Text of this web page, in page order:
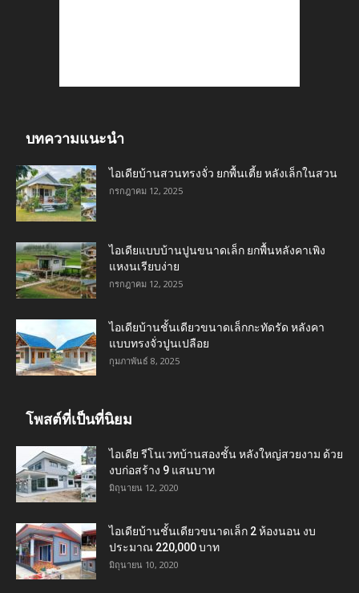
บทความแนะนำ
ไอเดียบ้านสวนทรงจั่ว ยกพื้นเตี้ย หลังเล็กในสวน
กรกฎาคม 12, 2025
ไอเดียแบบบ้านปูนขนาดเล็ก ยกพื้นหลังคาเพิง
แหงนเรียบง่าย
กรกฎาคม 12, 2025
ไอเดียบ้านชั้นเดียวขนาดเล็กกะทัดรัด หลังคา
แบบทรงจั่วปูนเปลือย
กุมภาพันธ์ 8, 2025
โพสต์ที่เป็นที่นิยม
ไอเดีย รีโนเวทบ้านสองชั้น หลังใหญ่สวยงาม ด้วย
งบก่อสร้าง 9 แสนบาท
มิถุนายน 12, 2020
ไอเดียบ้านชั้นเดียวขนาดเล็ก 2 ห้องนอน งบ
ประมาณ 220,000 บาท
มิถุนายน 10, 2020